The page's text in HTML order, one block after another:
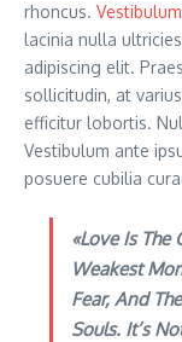
rhoncus.
lacinia nulla
adipiscing elit.
sollicitudin, at
efficitur lobortis.
Vestibulum ante
posuere cubilia
«Love Is
Weakest
Fear, And
Souls. It’s